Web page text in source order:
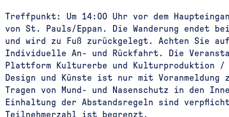
Treffpunkt: Um 14:00 Uhr vor dem
von St. Pauls/Eppan. Die Wanderung endet
und wird zu Fuß zurückgelegt. Achten Sie
Individuelle An- und Rückfahrt. Die
Plattform Kulturerbe und Kulturproduktion
Design und Künste ist nur mit Voranmeldung
Tragen von Mund- und Nasenschutz in den
Einhaltung der Abstandsregeln sind
Teilnehmerzahl ist begrenzt.